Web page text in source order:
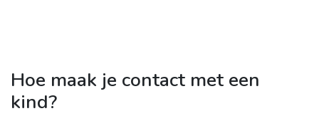
Hoe maak je contact met een
kind?